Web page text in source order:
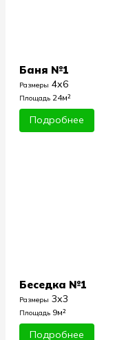
Баня №1
Размеры 4х6
Площадь 24м²
Подробнее
Беседка №1
Размеры 3х3
Площадь 9м²
Подробнее